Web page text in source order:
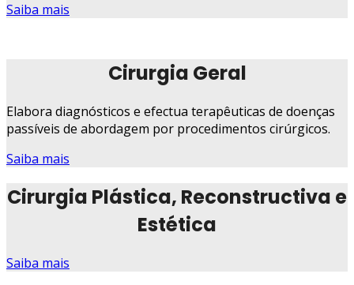
Saiba mais
Cirurgia Geral
Elabora diagnósticos e efectua terapêuticas de doenças
passíveis de abordagem por procedimentos cirúrgicos.
Saiba mais
Cirurgia Plástica, Reconstructiva e
Estética
Saiba mais